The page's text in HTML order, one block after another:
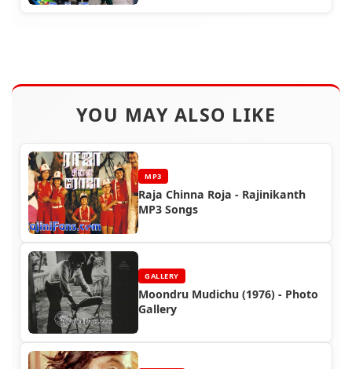
YOU MAY ALSO LIKE
MP3
Raja Chinna Roja - Rajinikanth
MP3 Songs
GALLERY
Moondru Mudichu (1976) - Photo
Gallery